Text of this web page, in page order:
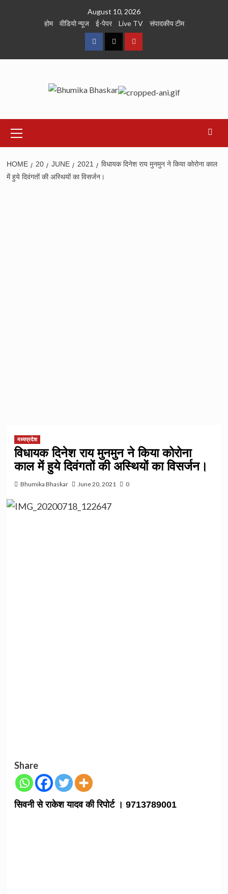
August 10, 2026
होम
वीडियो न्यूज ई-पेपर Live TV संपादकीय टीम
FacebookTwitterYoutube
Menu
HOME 20 JUNE 2021
विधायक दिनेश राय मुनमुन ने किया कोरोना काल
में हुये दिवंगतों की अस्थियों का विसर्जन।
मध्यप्रदेश
विधायक दिनेश राय मुनमुन ने किया कोरोना
काल में हुये दिवंगतों की अस्थियों का विसर्जन।
Bhumika Bhaskar June 20, 2021 0
Share
सिवनी से राकेश यादव की रिपोर्ट । 9713789001